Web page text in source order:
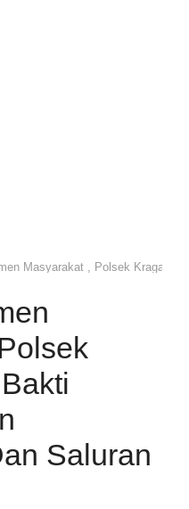
Masyarakat , Polsek Kragan
Saluran